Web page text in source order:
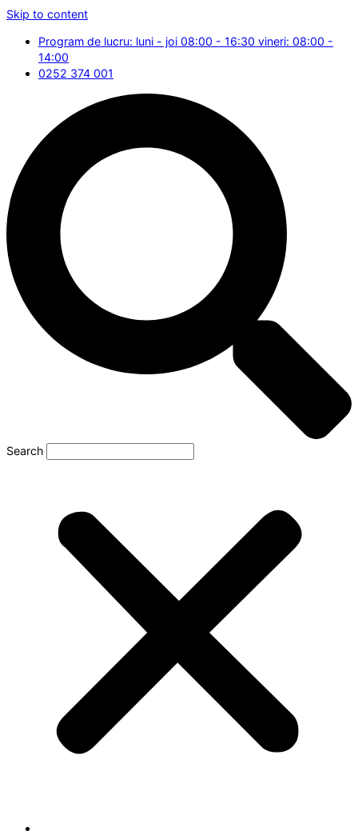
Skip to content
Program de lucru: luni - joi 08:00 - 16:30 vineri: 08:00 -
14:00
0252 374 001
Search